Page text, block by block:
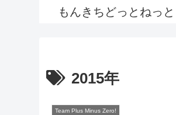
もんきちどっとねっと
2015年
Team Plus Minus Zero!